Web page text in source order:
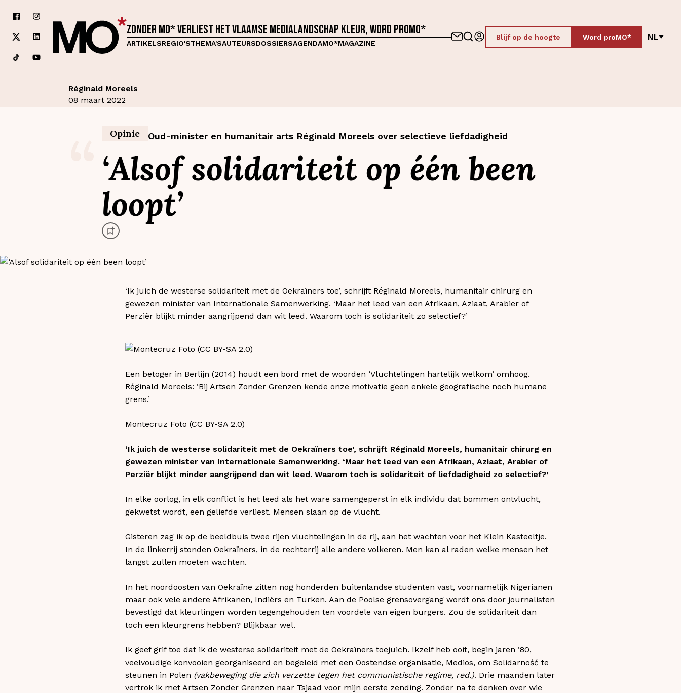
Zonder MO* verliest het Vlaamse medialandschap kleur, word proMO*
ARTIKELSREGIO'STHEMA'SAUTEURSDOSSIERSAGENDAMO*MAGAZINE
Blijf op de hoogte Word proMO* NL
Réginald Moreels
08 maart 2022
Opinie Oud-minister en humanitair arts Réginald Moreels over selectieve liefdadigheid
‘Alsof solidariteit op één been
loopt’
‘Ik juich de westerse solidariteit met de Oekraïners toe’, schrijft Réginald Moreels, humanitair chirurg en
gewezen minister van Internationale Samenwerking. ‘Maar het leed van een Afrikaan, Aziaat, Arabier of
Perziër blijkt minder aangrijpend dan wit leed. Waarom toch is solidariteit zo selectief?’
Een betoger in Berlijn (2014) houdt een bord met de woorden ‘Vluchtelingen hartelijk welkom’ omhoog.
Réginald Moreels: ‘Bij Artsen Zonder Grenzen kende onze motivatie geen enkele geografische noch humane
grens.’
Montecruz Foto (CC BY-SA 2.0)
‘Ik juich de westerse solidariteit met de Oekraïners toe’, schrijft Réginald Moreels, humanitair chirurg en
gewezen minister van Internationale Samenwerking. ‘Maar het leed van een Afrikaan, Aziaat, Arabier of
Perziër blijkt minder aangrijpend dan wit leed. Waarom toch is solidariteit of liefdadigheid zo selectief?’
In elke oorlog, in elk conflict is het leed als het ware samengeperst in elk individu dat bommen ontvlucht,
gekwetst wordt, een geliefde verliest. Mensen slaan op de vlucht.
Gisteren zag ik op de beeldbuis twee rijen vluchtelingen in de rij, aan het wachten voor het Klein Kasteeltje.
In de linkerrij stonden Oekraïners, in de rechterrij alle andere volkeren. Men kan al raden welke mensen het
langst zullen moeten wachten.
In het noordoosten van Oekraïne zitten nog honderden buitenlandse studenten vast, voornamelijk Nigerianen
maar ook vele andere Afrikanen, Indiërs en Turken. Aan de Poolse grensovergang wordt ons door journalisten
bevestigd dat kleurlingen worden tegengehouden ten voordele van eigen burgers. Zou de solidariteit dan
toch een kleurgrens hebben? Blijkbaar wel.
Ik geef grif toe dat ik de westerse solidariteit met de Oekraïners toejuich. Ikzelf heb ooit, begin jaren ‘80,
veelvoudige konvooien georganiseerd en begeleid met een Oostendse organisatie, Medios, om Solidarność te
steunen in Polen (vakbeweging die zich verzette tegen het communistische regime, red.). Drie maanden later
vertrok ik met Artsen Zonder Grenzen naar Tsjaad voor mijn eerste zending. Zonder na te denken over wie